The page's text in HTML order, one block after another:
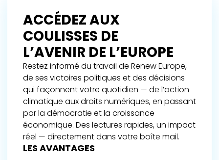
ACCÉDEZ AUX
COULISSES DE
L’AVENIR DE L’EUROPE
Restez informé du travail de Renew Europe,
de ses victoires politiques et des décisions
qui façonnent votre quotidien — de l’action
climatique aux droits numériques, en passant
par la démocratie et la croissance
économique. Des lectures rapides, un impact
réel — directement dans votre boîte mail.
LES AVANTAGES